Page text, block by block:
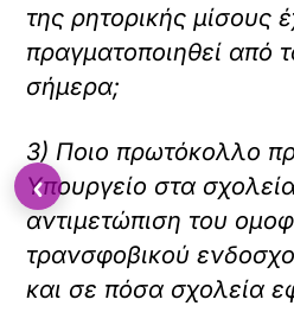
της ρητορικής μίσους
πραγματοποιηθεί από
σήμερα;
3) Ποιο πρωτόκολλο
Υπουργείο στα
αντιμετώπιση του
τρανσφοβικού
και σε πόσα σχολεία
‹